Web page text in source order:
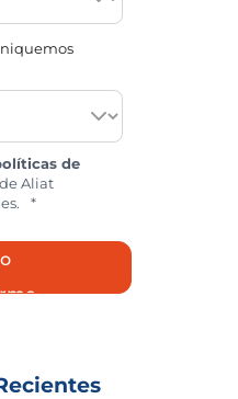
de
de Aliat
*